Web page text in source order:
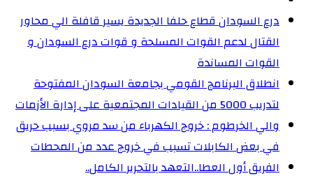
درع السودان قطاع حلفا الجديدة يسير قافلة الي محاور
القتال لدعم القوات المسلحة و قوات درع السودان و
القوات المساندة
انطلاق البرنامج القومي بجامعة السودان المفتوحة
لتدريب 5000 من القيادات المجتمعية على إدارة الأزمات
والي الخرطوم : خروج الكهرباء من سد مروي بسبب حريق
في بعض الكابلات تسبب في خروج عدد من المحطات
الفريق أول العطا..التعهد بالتحرير الكامل..